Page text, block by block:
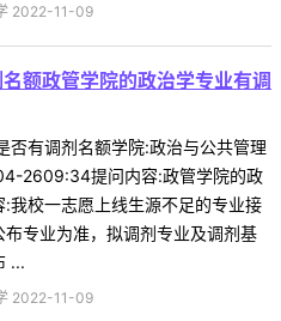
2022-11-09
额政管学院的政治学专业有调
否有调剂名额学院:政治与公共管理
2609:34提问内容:政管学院的政
我校一志愿上线生源不足的专业接
专业为准，拟调剂专业及调剂基
...
2022-11-09